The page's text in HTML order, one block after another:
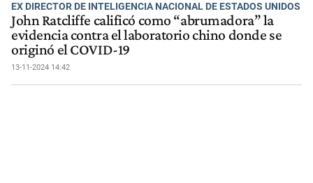
EX DIRECTOR DE INTELIGENCIA NACIONAL DE ESTADOS UNIDOS
John Ratcliffe calificó como “abrumadora” la
evidencia contra el laboratorio chino donde se
originó el COVID-19
13-11-2024 14:42